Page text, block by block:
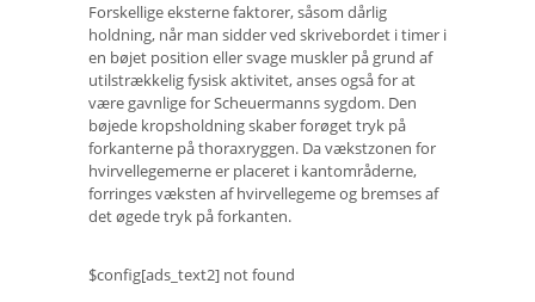
Forskellige eksterne faktorer, såsom dårlig
holdning, når man sidder ved skrivebordet i timer i
en bøjet position eller svage muskler på grund af
utilstrækkelig fysisk aktivitet, anses også for at
være gavnlige for Scheuermanns sygdom. Den
bøjede kropsholdning skaber forøget tryk på
forkanterne på thoraxryggen. Da vækstzonen for
hvirvellegemerne er placeret i kantområderne,
forringes væksten af ​​hvirvellegeme og bremses af
det øgede tryk på forkanten.
$config[ads_text2] not found